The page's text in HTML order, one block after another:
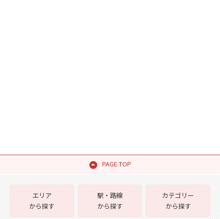
PAGE TOP
エリア
から探す
駅・路線
から探す
カテゴリー
から探す